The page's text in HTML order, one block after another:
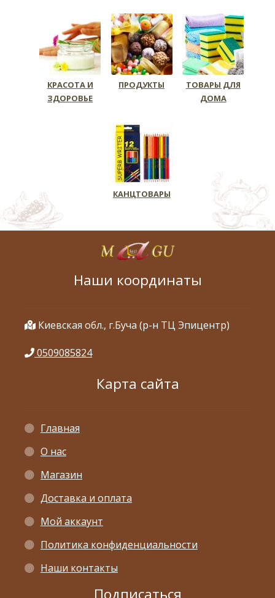
КРАСОТА И
ЗДОРОВЬЕ
ПРОДУКТЫ
ТОВАРЫ ДЛЯ
ДОМА
КАНЦТОВАРЫ
Наши координаты
Киевская обл., г.Буча (р-н ТЦ Эпицентр)
0509085824
Карта сайта
Главная
О нас
Магазин
Доставка и оплата
Мой аккаунт
Политика конфиденциальности
Наши контакты
Подписаться